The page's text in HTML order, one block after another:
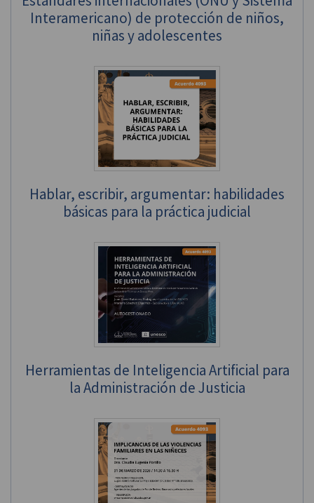
Interamericano) de protección de niños,
niñas y adolescentes
Hablar, escribir, argumentar: habilidades
básicas para la práctica judicial
Herramientas de Inteligencia Artificial para
la Administración de Justicia